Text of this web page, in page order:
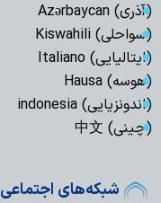
(آذری) Azərbaycan
(سواحلی) Kiswahili
(ایتالیایی) Italiano
(هوسه) Hausa
(اندونزیایی) indonesia
(چینی) 中文
شبکه‌های اجتماعی